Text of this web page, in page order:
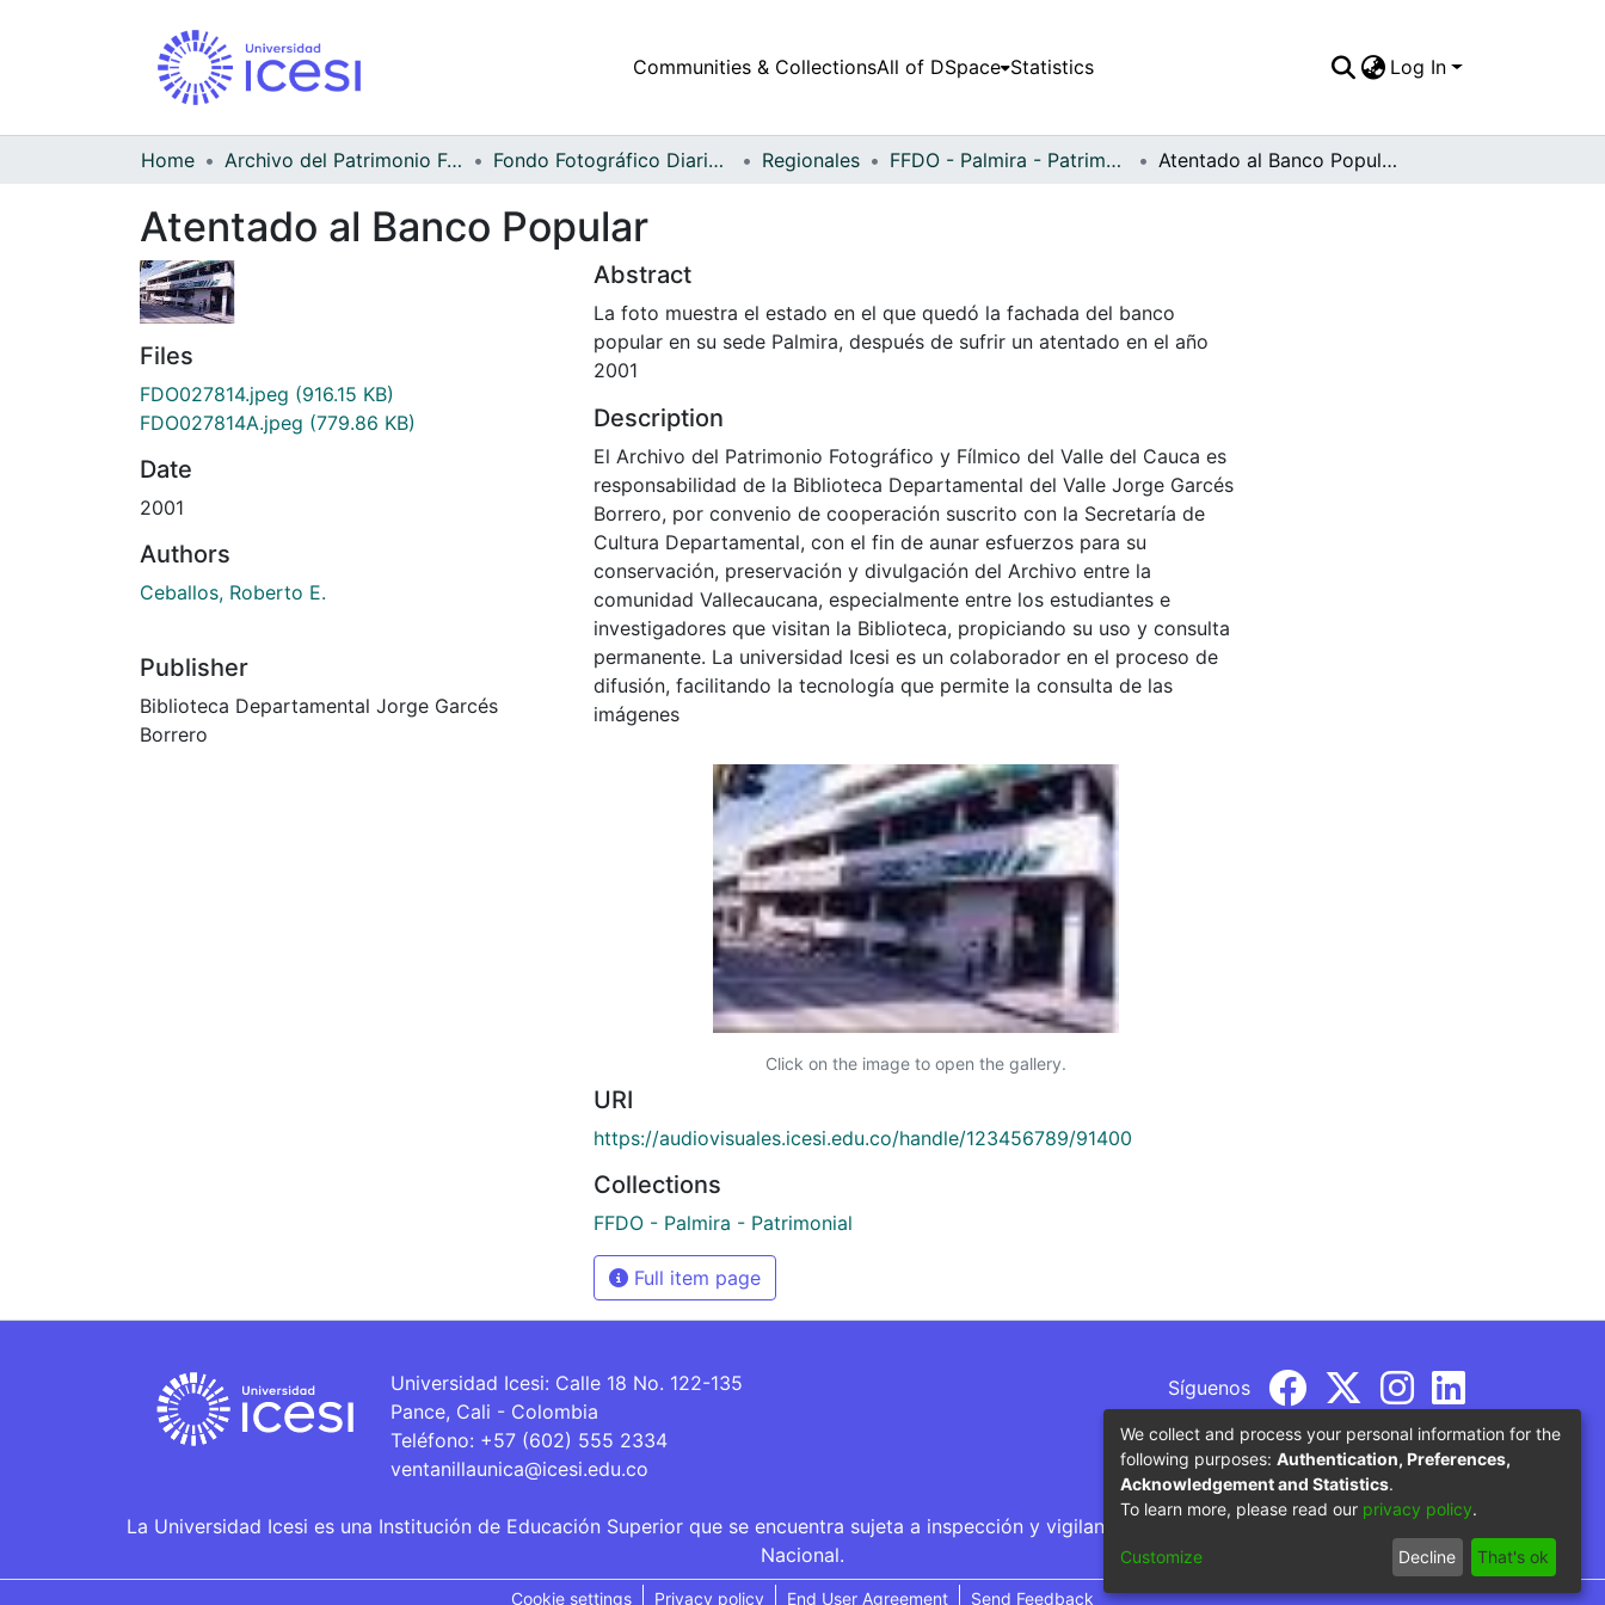
Communities & CollectionsAll of DSpace Statistics Log In
Home Archivo del Patrimonio Fotográfico y Fílmico del Valle del Cauca Fondo Fotográfico Diario Occidente Regionales FFDO - Palmira - Patrimonial Atentado al Banco Popular
Atentado al Banco Popular
Files
FDO027814.jpeg (916.15 KB)
FDO027814A.jpeg (779.86 KB)
Date
2001
Authors
Ceballos, Roberto E.
Publisher
Biblioteca Departamental Jorge Garcés
Borrero
Abstract
La foto muestra el estado en el que quedó la fachada del banco
popular en su sede Palmira, después de sufrir un atentado en el año
2001
Description
El Archivo del Patrimonio Fotográfico y Fílmico del Valle del Cauca es
responsabilidad de la Biblioteca Departamental del Valle Jorge Garcés
Borrero, por convenio de cooperación suscrito con la Secretaría de
Cultura Departamental, con el fin de aunar esfuerzos para su
conservación, preservación y divulgación del Archivo entre la
comunidad Vallecaucana, especialmente entre los estudiantes e
investigadores que visitan la Biblioteca, propiciando su uso y consulta
permanente. La universidad Icesi es un colaborador en el proceso de
difusión, facilitando la tecnología que permite la consulta de las
imágenes
Click on the image to open the gallery.
URI
https://audiovisuales.icesi.edu.co/handle/123456789/91400
Collections
FFDO - Palmira - Patrimonial
Full item page
Universidad Icesi: Calle 18 No. 122-135
Pance, Cali - Colombia
Teléfono: +57 (602) 555 2334
ventanillaunica@icesi.edu.co
Síguenos
La Universidad Icesi es una Institución de Educación Superior que se encuentra sujeta a inspección y vigilancia por parte del Ministerio de Educación
Nacional.
Cookie settings Privacy policy End User Agreement Send Feedback
We collect and process your personal information for the
following purposes: Authentication, Preferences,
Acknowledgement and Statistics.
To learn more, please read our privacy policy.
Customize Decline That's ok